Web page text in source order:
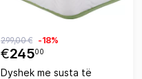
€24500
299,00 € -18%
Dyshek me susta të